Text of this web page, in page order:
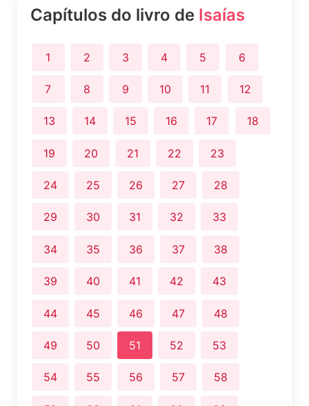
Capítulos do livro de Isaías
1 2 3 4 5 6
7 8 9 10 11 12
13 14 15 16 17 18
19 20 21 22 23
24 25 26 27 28
29 30 31 32 33
34 35 36 37 38
39 40 41 42 43
44 45 46 47 48
49 50 51 52 53
54 55 56 57 58